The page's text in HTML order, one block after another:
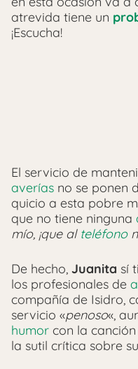
atrevida tiene un
¡Escucha!
El servicio de
averías no se ponen
quicio a esta pobre
que no tiene ninguna
mío, ¡que al teléfono
De hecho, Juanita sí
los profesionales de
compañía de Isidro,
servicio «penoso«,
humor con la
la sutil crítica sobre su